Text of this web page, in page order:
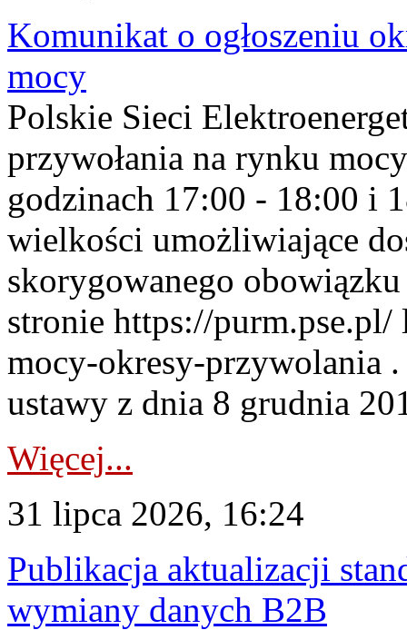
Komunikat o ogłoszeniu
mocy
Polskie Sieci
przywołania na rynku
godzinach 17:00 - 18:00 i
wielkości umożliwiające
skorygowanego
stronie https://
mocy-okresy-przywolania
ustawy z dnia 8 grudnia
Więcej...
31 lipca 2026, 16:24
Publikacja aktualizacji
wymiany danych B2B